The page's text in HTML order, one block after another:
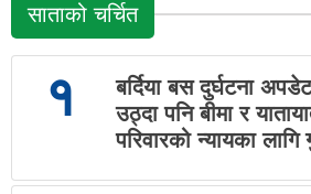
साताको चर्चित
१
बर्दिया बस दुर्घटना
उठ्दा पनि बीमा र
परिवारको न्यायका लागि